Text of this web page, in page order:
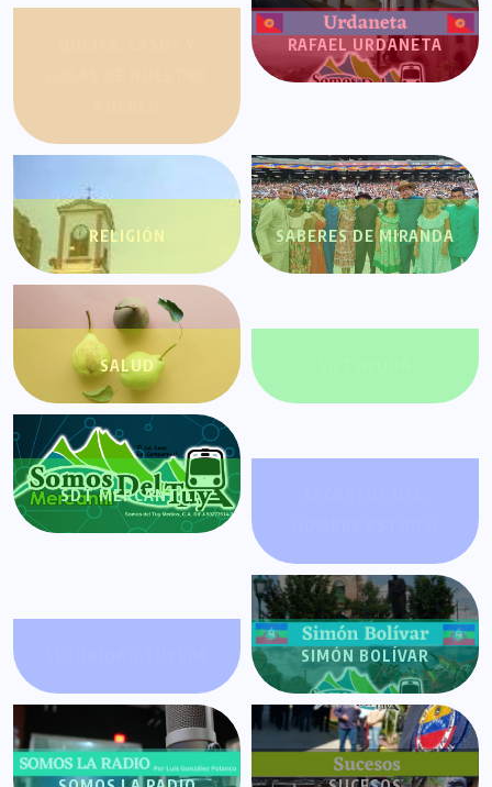
RAFAEL URDANETA
RELIGIÓN SABERES DE MIRANDA
SALUD
SDT MERCANTIL
SIMÓN BOLÍVAR